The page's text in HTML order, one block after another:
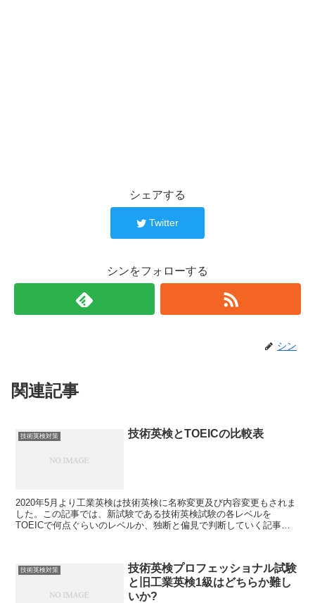
シェアする
Twitter
シンをフォローする
シン
関連記事
技術英検対策 技術英検とTOEICの比較表
2020年5月より工業英検は技術英検に名称変更及び内容変更もされま
した。この記事では、新試験である技術英検試験の各レベルを
TOEICで何点ぐらいのレベルか、独断と偏見で判断していく記事に
技術英検対策
技術英検プロフェッショナル試験
と旧工業英検1級はどちらか難し
いか?